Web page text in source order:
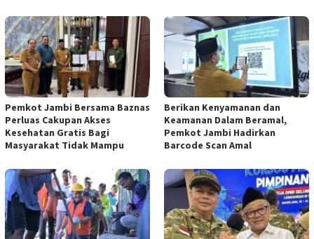
Pemkot Jambi Bersama Baznas
Perluas Cakupan Akses
Kesehatan Gratis Bagi
Masyarakat Tidak Mampu
Berikan Kenyamanan dan
Keamanan Dalam Beramal,
Pemkot Jambi Hadirkan
Barcode Scan Amal